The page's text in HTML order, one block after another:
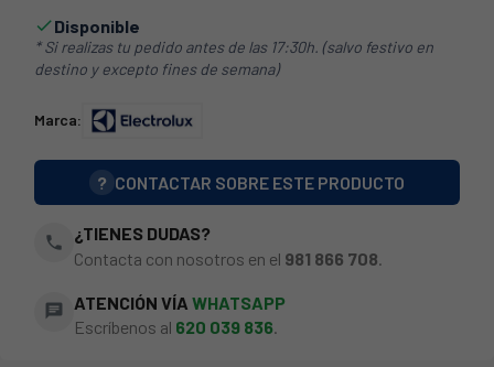
Disponible
* Si realizas tu pedido antes de las 17:30h. (salvo festivo en
destino y excepto fines de semana)
Marca:
? CONTACTAR SOBRE ESTE PRODUCTO
phone
¿TIENES DUDAS?
Contacta con nosotros en el 981 866 708
chat ATENCIÓN VÍA WHATSAPP
Escríbenos al 620 039 836.